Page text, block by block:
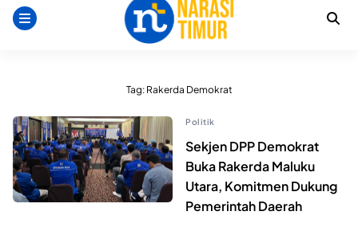
Tag: Rakerda Demokrat
Politik
Sekjen DPP Demokrat
Buka Rakerda Maluku
Utara, Komitmen Dukung
Pemerintah Daerah